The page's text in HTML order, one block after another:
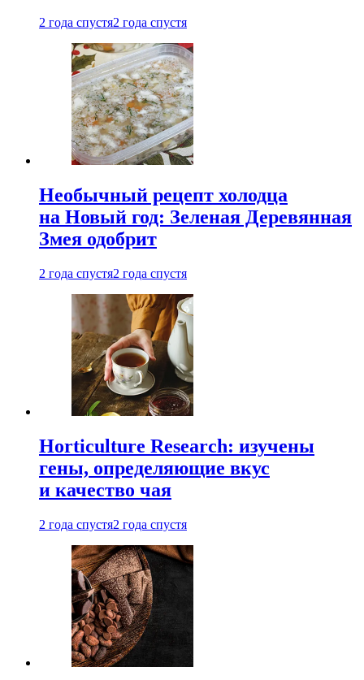
2 года спустя2 года спустя
Необычный рецепт холодца
на Новый год: Зеленая Деревянная
Змея одобрит
2 года спустя2 года спустя
Horticulture Research: изучены
гены, определяющие вкус
и качество чая
2 года спустя2 года спустя